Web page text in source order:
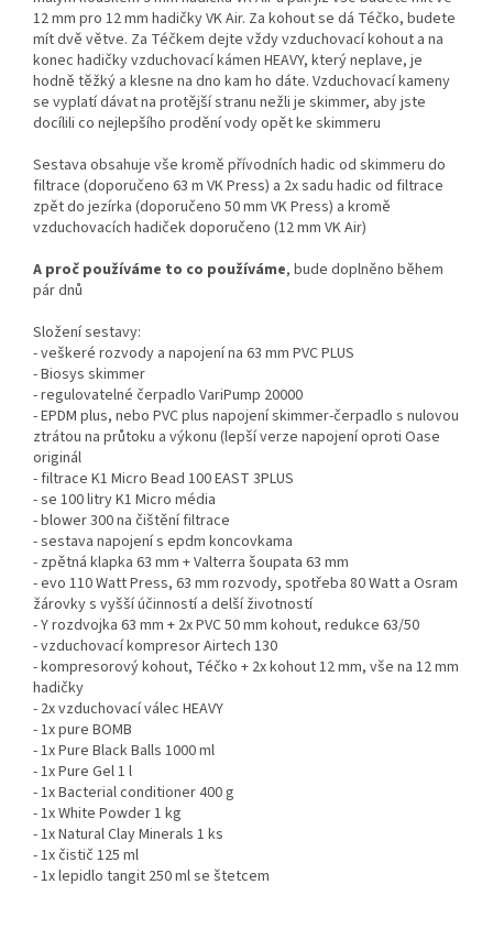
12 mm pro 12 mm hadičky VK Air. Za kohout se dá Téčko, budete
mít dvě větve. Za Téčkem dejte vždy vzduchovací kohout a na
konec hadičky vzduchovací kámen HEAVY, který neplave, je
hodně těžký a klesne na dno kam ho dáte. Vzduchovací kameny
se vyplatí dávat na protější stranu nežli je skimmer, aby jste
docílili co nejlepšího prodění vody opět ke skimmeru
Sestava obsahuje vše kromě přívodních hadic od skimmeru do
filtrace (doporučeno 63 m VK Press) a 2x sadu hadic od filtrace
zpět do jezírka (doporučeno 50 mm VK Press) a kromě
vzduchovacích hadiček doporučeno (12 mm VK Air)
A proč používáme to co používáme, bude doplněno během
pár dnů
Složení sestavy:
- veškeré rozvody a napojení na 63 mm PVC PLUS
- Biosys skimmer
- regulovatelné čerpadlo VariPump 20000
- EPDM plus, nebo PVC plus napojení skimmer-čerpadlo s nulovou
ztrátou na průtoku a výkonu (lepší verze napojení oproti Oase
originál
- filtrace K1 Micro Bead 100 EAST 3PLUS
- se 100 litry K1 Micro média
- blower 300 na čištění filtrace
- sestava napojení s epdm koncovkama
- zpětná klapka 63 mm + Valterra šoupata 63 mm
- evo 110 Watt Press, 63 mm rozvody, spotřeba 80 Watt a Osram
žárovky s vyšší účinností a delší životností
- Y rozdvojka 63 mm + 2x PVC 50 mm kohout, redukce 63/50
- vzduchovací kompresor Airtech 130
- kompresorový kohout, Téčko + 2x kohout 12 mm, vše na 12 mm
hadičky
- 2x vzduchovací válec HEAVY
- 1x pure BOMB
- 1x Pure Black Balls 1000 ml
- 1x Pure Gel 1 l
- 1x Bacterial conditioner 400 g
- 1x White Powder 1 kg
- 1x Natural Clay Minerals 1 ks
- 1x čistič 125 ml
- 1x lepidlo tangit 250 ml se štetcem